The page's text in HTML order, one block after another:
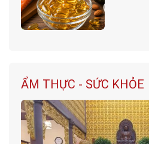
ẨM THỰC - SỨC KHỎE